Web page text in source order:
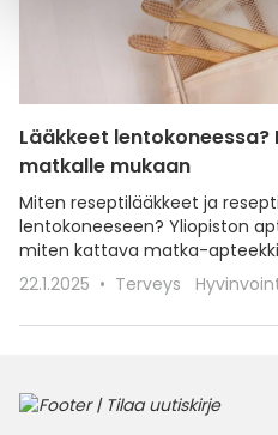
Lääkkeet
matkalle mukaan
Miten reseptilääkkeet ja
lentokoneeseen? Yliopiston
miten kattava matka-
22.1.2025
Terveys